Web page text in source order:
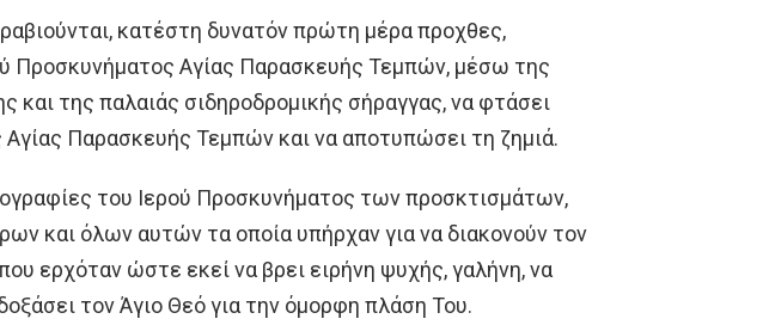
κατέστη δυνατόν πρώτη μέρα προχθες,
Προσκυνήματος Αγίας Παρασκευής Τεμπών, μέσω της
και της παλαιάς σιδηροδρομικής σήραγγας, να φτάσει
Παρασκευής Τεμπών και να αποτυπώσει τη ζημιά.
του Ιερού Προσκυνήματος των προσκτισμάτων,
και όλων αυτών τα οποία υπήρχαν για να διακονούν τον
ερχόταν ώστε εκεί να βρει ειρήνη ψυχής, γαλήνη, να
τον Άγιο Θεό για την όμορφη πλάση Του.